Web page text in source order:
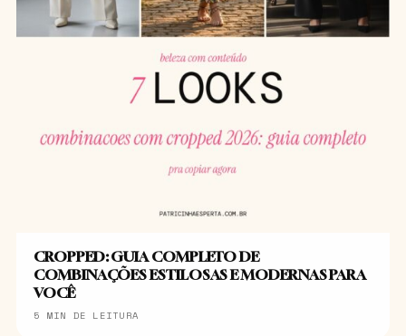
CROPPED: GUIA COMPLETO DE
COMBINAÇÕES ESTILOSAS E MODERNAS PARA
VOCÊ
5 MIN DE LEITURA